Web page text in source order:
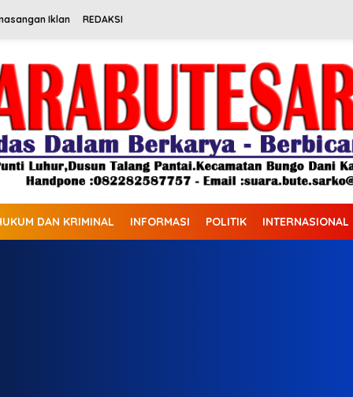
Iklan REDAKSI
DAN KRIMINAL INFORMASI POLITIK INTERNASIONAL